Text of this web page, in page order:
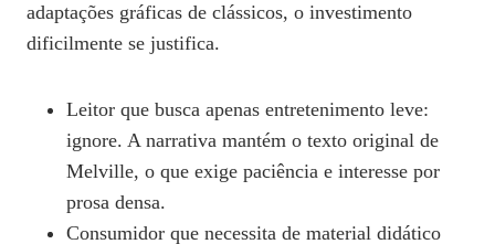
adaptações gráficas de clássicos, o investimento
dificilmente se justifica.
Leitor que busca apenas entretenimento leve:
ignore. A narrativa mantém o texto original de
Melville, o que exige paciência e interesse por
prosa densa.
Consumidor que necessita de material didático